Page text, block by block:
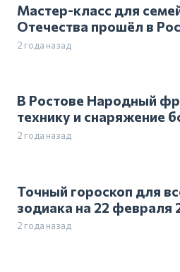
Мастер-класс для
Отечества прошёл в
2 года назад
В Ростове Народный
технику и снаряжение
2 года назад
Точный гороскоп для
зодиака на 22 февраля
2 года назад